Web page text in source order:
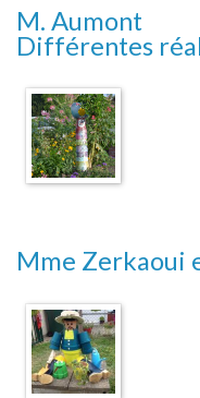
M. Aumont
Différentes
Mme Zerkaoui